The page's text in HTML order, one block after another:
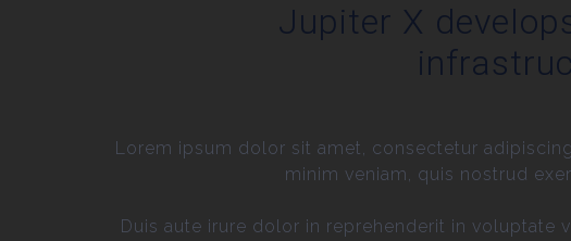
Jupiter X
Lorem ipsum dolor sit amet, consectetur
minim veniam, quis nostrud
Duis aute irure dolor in reprehenderit in voluptate